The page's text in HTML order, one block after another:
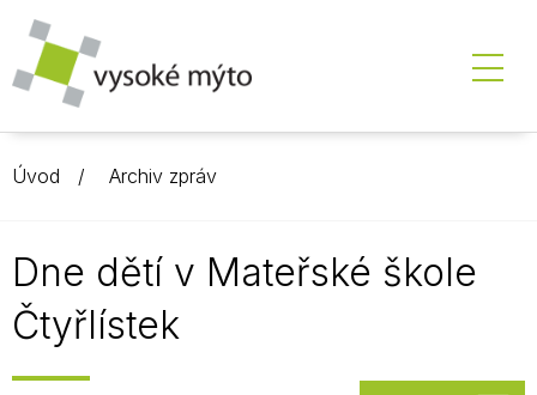
Úvod Archiv zpráv
Dne dětí v Mateřské škole
Čtyřlístek